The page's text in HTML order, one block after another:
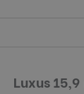
Luxus 15,9